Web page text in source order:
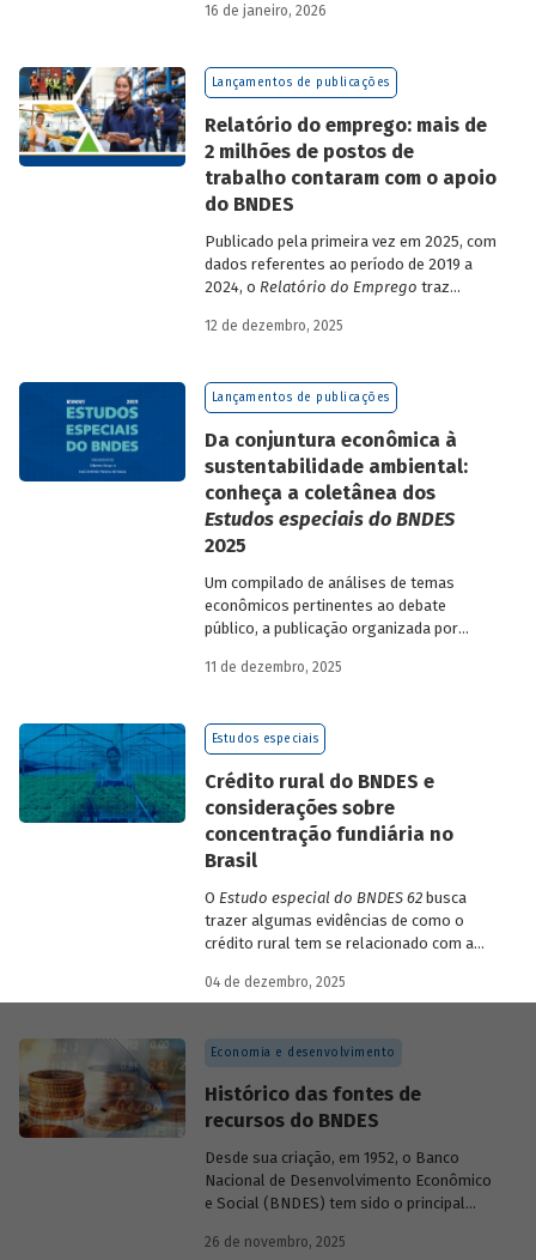
analisa a estratégia de diversificação das
diante dos atuais desafios de
sustentabilidade social, ambiental e
16 de janeiro, 2026
Lançamentos de publicações
Relatório do emprego: mais de
2 milhões de postos de
trabalho contaram com o apoio
do BNDES
Publicado pela primeira vez em 2025, com
dados referentes ao período de 2019 a
2024, o Relatório do Emprego traz
atuação do Banco sobre o mercado de
empregos da economia.
12 de dezembro, 2025
Lançamentos de publicações
Da conjuntura econômica à
sustentabilidade ambiental:
conheça a coletânea dos
Estudos especiais do BNDES
2025
Um compilado de análises de temas
econômicos pertinentes ao debate
público, a publicação organizada por
Souza, economistas do BNDES, reúne 25
BNDESdivulgados ao longo de 2025.
11 de dezembro, 2025
Estudos especiais
Crédito rural do BNDES e
considerações sobre
concentração fundiária no
Brasil
O Estudo especial do BNDES 62busca
trazer algumas evidências de como o
crédito rural tem se relacionado com a
papel desempenhado pelo BNDES.
04 de dezembro, 2025
Economia e desenvolvimento
Histórico das fontes de
recursos do BNDES
Desde sua criação, em 1952, o Banco
Nacional de Desenvolvimento Econômico
e Social (BNDES) tem sido o principal
brasileiro, ocupando um espaço central
26 de novembro, 2025